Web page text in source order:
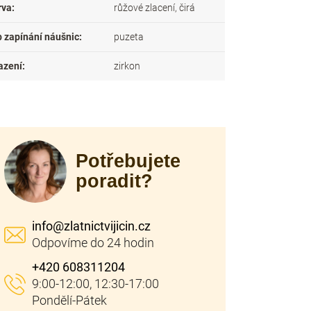
: růžové zlacení, čirá
zapínání náušnic: puzeta
: zirkon
Potřebujete
poradit?
info@zlatnictvijicin.cz
+420 608311204